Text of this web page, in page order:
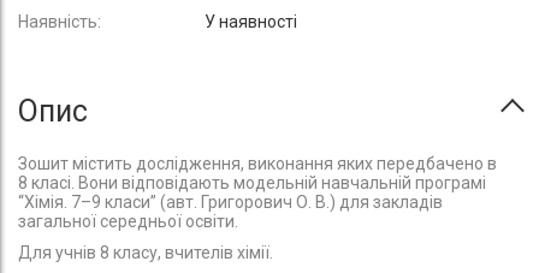
У наявності
Опис
Зошит містить дослідження, виконання яких передбачено в
8 класі. Вони відповідають модельній навчальній програмі
“Хімія. 7–9 класи” (авт. Григорович О. В.) для закладів
загальної середньої освіти.
Для учнів 8 класу, вчителів хімії.